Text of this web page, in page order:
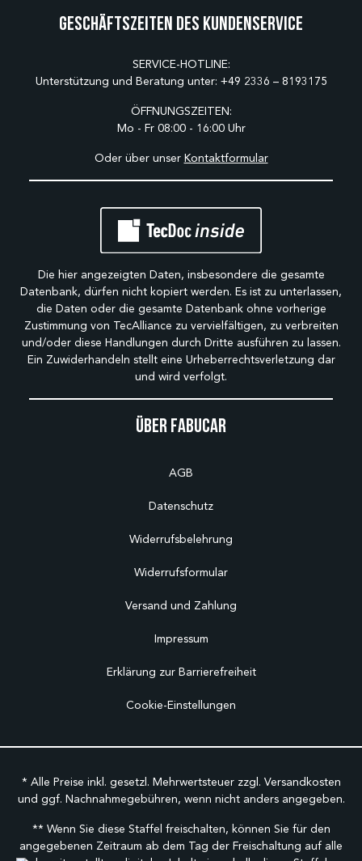
Über Fabucar
AGB
Datenschutz
Widerrufsbelehrung
Widerrufsformular
Versand und Zahlung
Impressum
Erklärung zur Barrierefreiheit
Cookie-Einstellungen
Geschäftszeiten des Kundenservice
SERVICE-HOTLINE:
Unterstützung und Beratung unter: +49 2336 – 8193175
ÖFFNUNGSZEITEN:
Mo - Fr 08:00 - 16:00 Uhr
Oder über unser Kontaktformular
Die hier angezeigten Daten, insbesondere die gesamte
Datenbank, dürfen nicht kopiert werden. Es ist zu unterlassen,
die Daten oder die gesamte Datenbank ohne vorherige
Zustimmung von TecAlliance zu vervielfältigen, zu verbreiten
und/oder diese Handlungen durch Dritte ausführen zu lassen.
Ein Zuwiderhandeln stellt eine Urheberrechtsverletzung dar
und wird verfolgt.
* Alle Preise inkl. gesetzl. Mehrwertsteuer zzgl. Versandkosten
und ggf. Nachnahmegebühren, wenn nicht anders angegeben.
** Wenn Sie diese Staffel freischalten, können Sie für den
angegebenen Zeitraum ab dem Tag der Freischaltung auf alle